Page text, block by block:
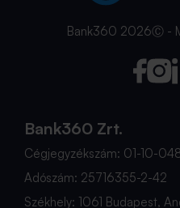
Bank360 2026Ⓒ -
Bank360 Zrt.
Cégjegyzékszám: 01-10-
Adószám: 25716355-2-42
Székhely: 1061 Budapest,